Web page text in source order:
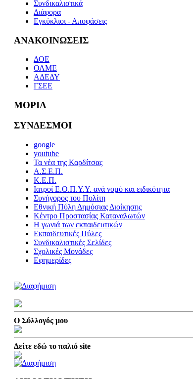
Συνδικαλιστικά
Διάφορα
Εγκύκλιοι - Αποφάσεις
ΑΝΑΚΟΙΝΩΣΕΙΣ
ΔΟΕ
ΟΛΜΕ
ΑΔΕΔΥ
ΓΣΕΕ
ΜΟΡΙΑ
ΣΥΝΔΕΣΜΟΙ
google
youtube
Τα νέα της Καρδίτσας
Α.Σ.Ε.Π.
Κ.Ε.Π.
Ιατροί Ε.Ο.Π.Υ.Υ. ανά νομό και ειδικότητα
Συνήγορος του Πολίτη
Εθνική Πύλη Δημόσιας Διοίκησης
Κέντρο Προστασίας Καταναλωτών
Η γωνιά των εκπαιδευτικών
Εκπαιδευτικές Πύλες
Συνδικαλιστικές Σελίδες
Σχολικές Μονάδες
Εφημερίδες
Ο Σύλλογός μου
Δείτε εδώ το παλιό site